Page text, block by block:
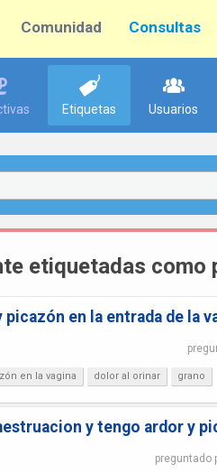
Comunidad Consultas
Etiquetas Usuarios
etiquetadas como
picazón en la entrada de la
en la vagina dolor al orinar grano
y tengo ardor y
preguntado